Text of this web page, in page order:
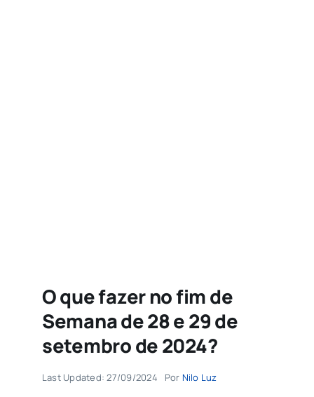
O que fazer no fim de
Semana de 28 e 29 de
setembro de 2024?
Last Updated: 27/09/2024 Por Nilo Luz